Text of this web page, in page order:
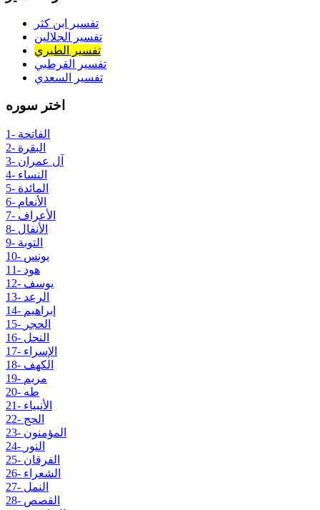
تفسير ابن كثر
تفسير الجلالين
تفسير الطبري
تفسير القرطبي
تفسير السعدي
اختر سوره
1- الفاتحة
2- البقرة
3- آل عمران
4- النساء
5- المائدة
6- الأنعام
7- الأعراف
8- الأنفال
9- التوبة
10- يونس
11- هود
12- يوسف
13- الرعد
14- إبراهيم
15- الحجر
16- النحل
17- الإسراء
18- الكهف
19- مريم
20- طه
21- الأنبياء
22- الحج
23- المؤمنون
24- النور
25- الفرقان
26- الشعراء
27- النمل
28- القصص